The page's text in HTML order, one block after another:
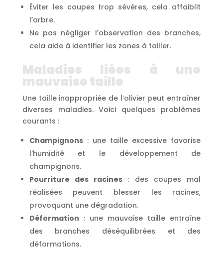
Éviter les coupes trop sévères, cela affaiblit
l’arbre.
Ne pas négliger l’observation des branches,
cela aide à identifier les zones à tailler.
Maladies liées à une
mauvaise taille
Une taille inappropriée de l’olivier peut entraîner
diverses maladies. Voici quelques problèmes
courants :
Champignons: une taille excessive favorise
l’humidité et le développement de
champignons.
Pourriture des racines: des coupes mal
réalisées peuvent blesser les racines,
provoquant une dégradation.
Déformation : une mauvaise taille entraîne
des branches déséquilibrées et des
déformations.